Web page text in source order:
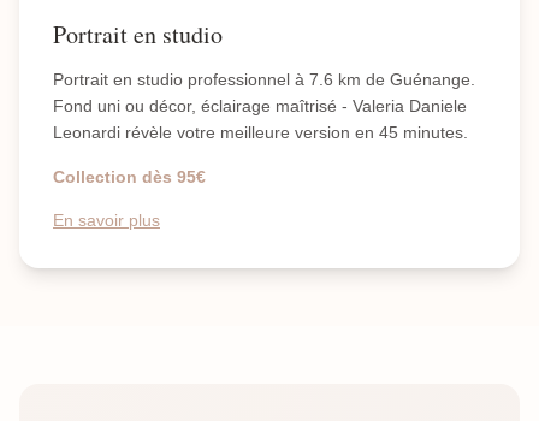
Portrait en studio
Portrait en studio professionnel à 7.6 km de Guénange.
Fond uni ou décor, éclairage maîtrisé - Valeria Daniele
Leonardi révèle votre meilleure version en 45 minutes.
Collection dès 95€
En savoir plus